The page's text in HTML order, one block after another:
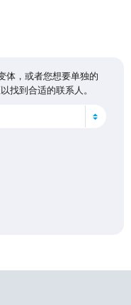
体，或者您想要单独的
找到合适的联系人。